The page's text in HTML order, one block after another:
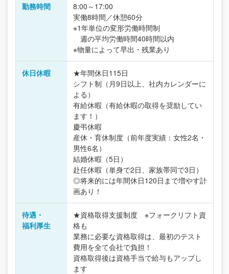
勤務時間
8:00～17:00
実働8時間／休憩60分
※1年単位の変形労働時間制
週の平均労働時間40時間以内
※物量によって早出・残業あり
休日休暇
★年間休日115日
シフト制（月9日以上、社内カレンダーに
よる）
有給休暇（有給休暇の取得を奨励してい
ます！）
慶弔休暇
産休・育休制度（前年度実績：女性2名・
男性6名）
結婚休暇（5日）
赴任休暇（単身で2日、家族帯同で3日）
◎将来的には年間休日120日まで増やす計
画あり！
待遇・
福利厚生
★資格取得支援制度 ※フォークリフト資
格も
業務に必要な資格取得は、最初のテスト
費用を全て会社で負担！
資格取得後は資格手当で給与もアップし
ます